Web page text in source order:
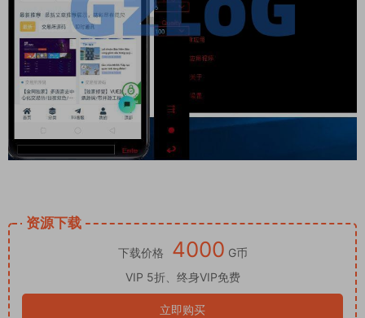
资源下载
下载价格 4000 G币
VIP 5折、终身VIP免费
立即购买